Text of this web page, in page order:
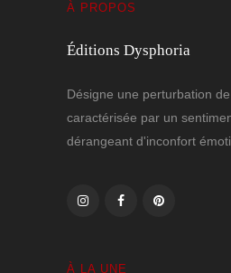
À PROPOS
Éditions Dysphoria
Désigne une perturbation
caractérisée par un
dérangeant d'inconfort
À LA UNE